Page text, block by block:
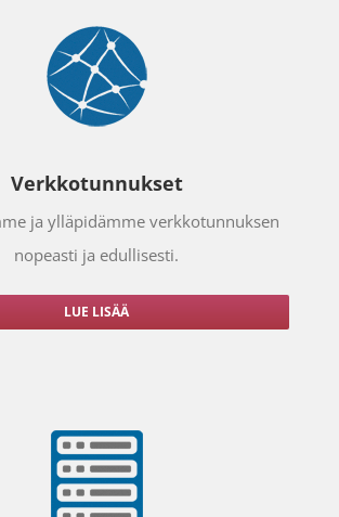
Verkkotunnukset
ja ylläpidämme verkkotunnuksen
nopeasti ja edullisesti.
LUE LISÄÄ